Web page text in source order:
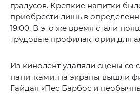
градусов. Крепкие напитки
приобрести лишь в
19:00. В это же время стали
трудовые профилактории для
Из кинолент удаляли сцены со
напитками, на экраны вышли
Гайдая «Пес Барбос и